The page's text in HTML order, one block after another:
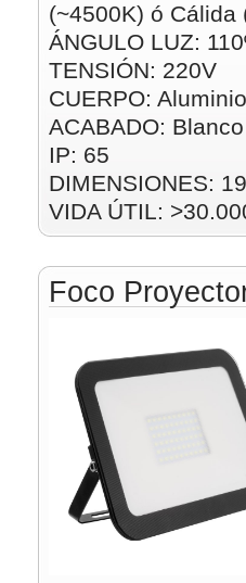
(~4500K) ó Cálida
ÁNGULO LUZ:
TENSIÓN: 220V
CUERPO: Aluminio
ACABADO:
IP: 65
DIMENSIONES:
VIDA ÚTIL:
Foco